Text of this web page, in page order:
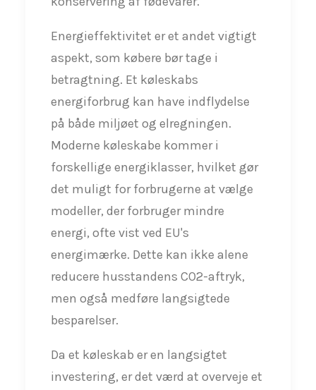
Energieffektivitet er et andet vigtigt
aspekt, som købere bør tage i
betragtning. Et køleskabs
energiforbrug kan have indflydelse
på både miljøet og elregningen.
Moderne køleskabe kommer i
forskellige energiklasser, hvilket gør
det muligt for forbrugerne at vælge
modeller, der forbruger mindre
energi, ofte vist ved EU's
energimærke. Dette kan ikke alene
reducere husstandens CO2-aftryk,
men også medføre langsigtede
besparelser.
Da et køleskab er en langsigtet
investering, er det værd at overveje et